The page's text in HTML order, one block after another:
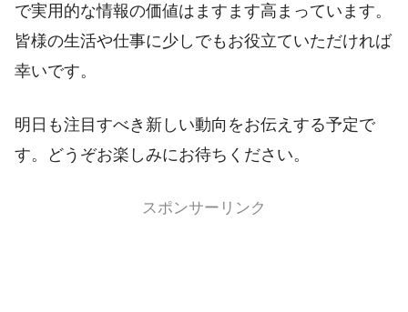
で実用的な情報の価値はますます高まっています。
皆様の生活や仕事に少しでもお役立ていただければ
幸いです。
明日も注目すべき新しい動向をお伝えする予定で
す。どうぞお楽しみにお待ちください。
スポンサーリンク